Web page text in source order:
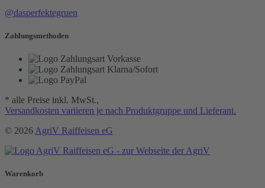
@dasperfektegruen
Zahlungsmethoden
* alle Preise inkl. MwSt.,
Versandkosten variieren je nach Produktgruppe und Lieferant.
© 2026 AgriV Raiffeisen eG
Warenkorb